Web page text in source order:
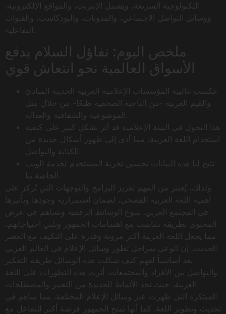
التكنولوجية السريعة، ويشمل الإنترنت، والمواقع الإلكترونية،
ووسائل التواصل الاجتماعي، والمدونات، والبودكاست، والقنوات
ملخص اليوم: تفاؤل السلام يدفع
الأسواق العالمية نحو انتعاش قوي
عكست غالبية المؤسسات الإعلامية العربية الحديثة المبادئ
والقيم الغربية -من الناحية الصحفية طبعًا- من خلال مثل
هذا التحول في البيئة الإعلامية قد أثر بشكل كبير على كيفية
استخدام اللغة العربية، مما أدى إلى ظهور أشكال جديدة من
تتيح لنا هذه البيانات تحسين تجربة المستخدم لخدمة الويب
ولذلك، يُعتبر من المهم تعزيز البرامج والتوجهات التي تُركز على
أهمية اللغة العربية الفصحى، لضمان استمرارية وجودها وتأثيرها
في المجتمع العربي. تتنوع الوسائط الرقمية وتساهم في عرض
المحتوى بطريقة تتناسب مع اهتمامات الجمهور وتلبي احتياجاتهم،
مما يجعل اللغة العربية أكثر مرونة وقدرة على التكيف مع العصر
الحديث. إن الوعي بمراحل تطور وسائل الإعلام في العالم العربي
يعد أساسياً لفهم كيف شكلت هذه الوسائل طريقة التفكير
والتواصل بين الأفراد والمجتمعات. أثرت هذه التطورات على اللغة
العربية، حيث نجد الأنماط الجديدة من التعبير والمصطلحات
المبتكرة التي ظهرت عبر وسائل الإعلام المختلفة، مما ساهم في
تحديث وتطوير اللغة. كما أنها تمنح الجمهور فرصة أكبر للتفاعل مع